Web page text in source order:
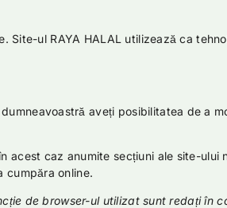
ul RAYA HALAL utilizează ca
aveți posibilitatea de a
caz anumite secțiuni ale site-
cumpăra online.
de browser-ul utilizat sunt redați în